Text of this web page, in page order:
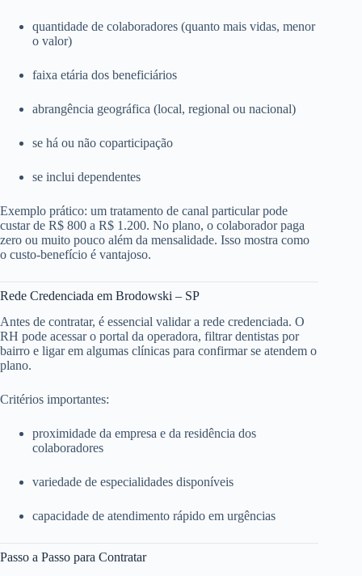
quantidade de colaboradores (quanto mais vidas, menor
o valor)
faixa etária dos beneficiários
abrangência geográfica (local, regional ou nacional)
se há ou não coparticipação
se inclui dependentes
Exemplo prático: um tratamento de canal particular pode
custar de R$ 800 a R$ 1.200. No plano, o colaborador paga
zero ou muito pouco além da mensalidade. Isso mostra como
o custo-benefício é vantajoso.
Rede Credenciada em Brodowski – SP
Antes de contratar, é essencial validar a rede credenciada. O
RH pode acessar o portal da operadora, filtrar dentistas por
bairro e ligar em algumas clínicas para confirmar se atendem o
plano.
Critérios importantes:
proximidade da empresa e da residência dos
colaboradores
variedade de especialidades disponíveis
capacidade de atendimento rápido em urgências
Passo a Passo para Contratar